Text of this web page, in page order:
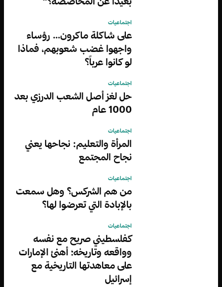
اجتماعيات
على شاكلة ماكرون… رؤساء
واجهوا غضب شعوبهم، فماذا
لو كانوا عرباً؟
اجتماعيات
حل لغز أصل الشعب الدرزي بعد
1000 عام
اجتماعيات
المرأة والتعليم: نجاحها يعني
نجاح المجتمع
اجتماعيات
من هم الشركس؟ وهل سمعت
بالإبادة التي تعرضوا لها؟
اجتماعيات
كفلسطيني صريح مع نفسه
وواقعه وتاريخه؛ أهنئ الإمارات
على معاهدتها التاريخية مع
إسرائيل